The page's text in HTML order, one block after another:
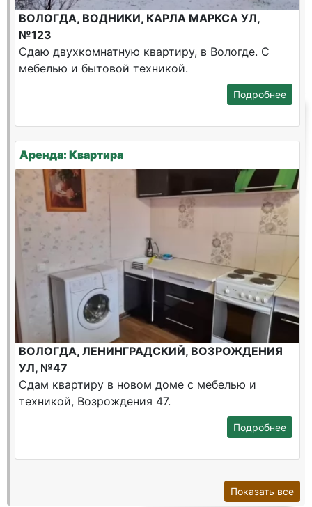
ВОЛОГДА, ВОДНИКИ, КАРЛА МАРКСА УЛ,
№123
Сдаю двухкомнатную квартиру, в Вологде. С
мебелью и бытовой техникой.
Подробнее
Аренда: Квартира
ВОЛОГДА, ЛЕНИНГРАДСКИЙ, ВОЗРОЖДЕНИЯ
УЛ, №47
Сдам квартиру в новом доме с мебелью и
техникой, Возрождения 47.
Подробнее
Показать все